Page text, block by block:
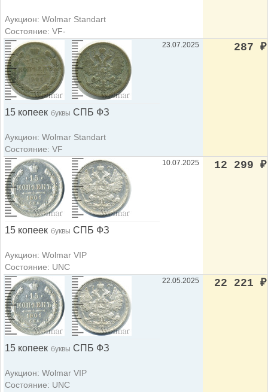
Аукцион: Wolmar Standart
Состояние: VF-
15 копеек буквы СПБ ФЗ
Аукцион: Wolmar Standart
Состояние: VF
23.07.2025 287 ₽
15 копеек буквы СПБ ФЗ
Аукцион: Wolmar VIP
Состояние: UNC
10.07.2025 12 299 ₽
15 копеек буквы СПБ ФЗ
Аукцион: Wolmar VIP
Состояние: UNC
22.05.2025 22 221 ₽